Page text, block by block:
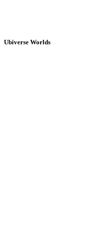
Ubiverse Worlds